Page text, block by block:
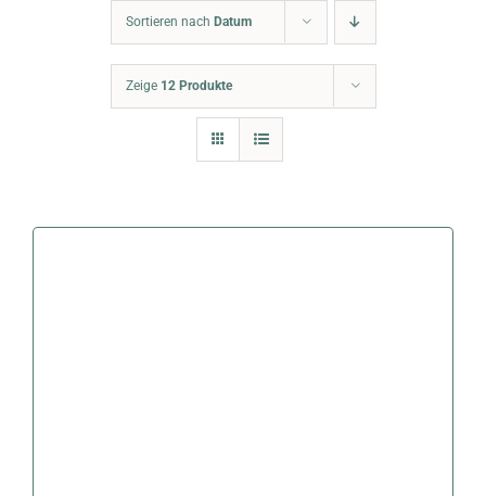
Sortieren nach Datum
Zeige 12 Produkte